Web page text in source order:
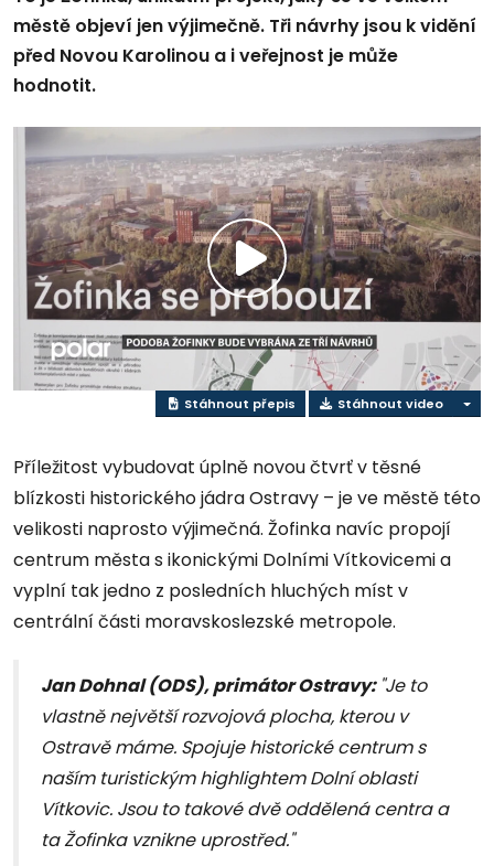
městě objeví jen výjimečně. Tři návrhy jsou k vidění
před Novou Karolinou a i veřejnost je může
hodnotit.
Přehrát
video
Stáhnout přepis Stáhnout video
Příležitost vybudovat úplně novou čtvrť v těsné
blízkosti historického jádra Ostravy – je ve městě této
velikosti naprosto výjimečná. Žofinka navíc propojí
centrum města s ikonickými Dolními Vítkovicemi a
vyplní tak jedno z posledních hluchých míst v
centrální části moravskoslezské metropole.
Jan Dohnal (ODS), primátor Ostravy: "Je to
vlastně největší rozvojová plocha, kterou v
Ostravě máme. Spojuje historické centrum s
naším turistickým highlightem Dolní oblasti
Vítkovic. Jsou to takové dvě oddělená centra a
ta Žofinka vznikne uprostřed."